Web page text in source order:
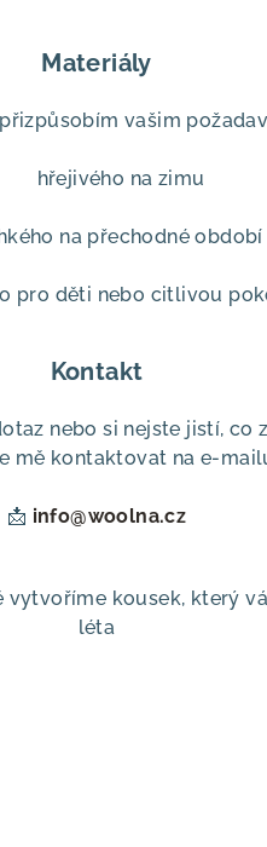
Materiály
vašim
hřejivého na zimu
na přechodné období
pro děti nebo citlivou
Kontakt
nebo si nejste jistí, co
mě kontaktovat na e-
📩 info@woolna.cz
vytvoříme kousek, který
léta